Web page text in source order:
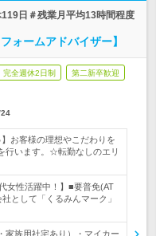
日＃残業月平均13時間程度
ォームアドバイザー】
完全週休2日制 第二新卒歓迎
お客様の理想やこだわりを
行います。☆転勤なしのエリ
女性活躍中！】■要普免(AT
として「くるみんマーク」
族用社宅あり）・マイカー